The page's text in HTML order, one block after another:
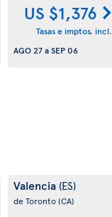
US $1,376
Tasas e imptos. incl.
AGO 27aSEP 06
Valencia (ES)
de Toronto(CA)